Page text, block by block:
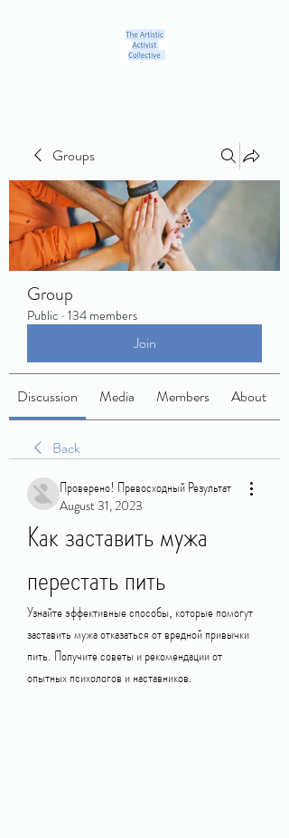
Groups
Group
Public · 134 members
Join
Discussion Media Members About
Back
Проверено! Превосходный Результат
August 31, 2023
Как заставить мужа
перестать пить
Узнайте эффективные способы, которые помогут
заставить мужа отказаться от вредной привычки
пить. Получите советы и рекомендации от
опытных психологов и наставников.